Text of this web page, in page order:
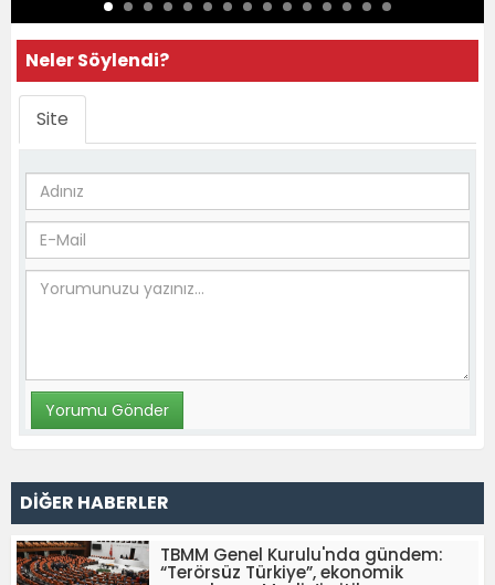
Neler Söylendi?
Site
DİĞER HABERLER
TBMM Genel Kurulu'nda gündem:
“Terörsüz Türkiye”, ekonomik